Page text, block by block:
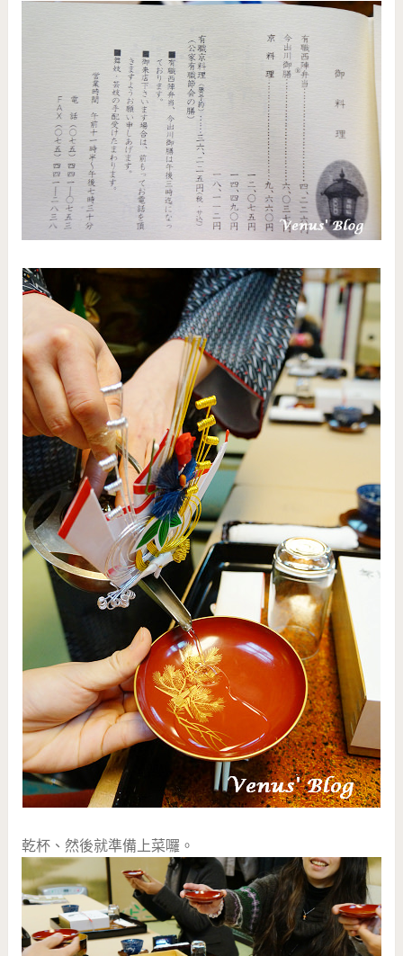
乾杯、然後就準備上菜囉。